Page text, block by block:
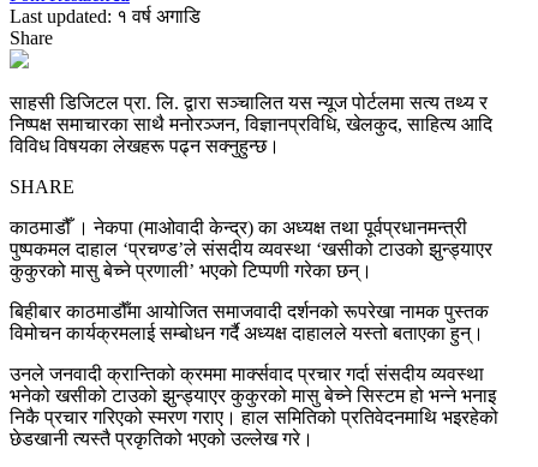
Last updated: १ वर्ष अगाडि
Share
साहसी डिजिटल प्रा. लि. द्वारा सञ्चालित यस न्यूज पोर्टलमा सत्य तथ्य र
निष्पक्ष समाचारका साथै मनोरञ्जन, विज्ञानप्रविधि, खेलकुद, साहित्य आदि
विविध विषयका लेखहरू पढ्न सक्नुहुन्छ।
SHARE
काठमाडौँ । नेकपा (माओवादी केन्द्र) का अध्यक्ष तथा पूर्वप्रधानमन्त्री
पुष्पकमल दाहाल ‘प्रचण्ड’ले संसदीय व्यवस्था ‘खसीको टाउको झुन्ड्याएर
कुकुरको मासु बेच्ने प्रणाली’ भएको टिप्पणी गरेका छन्।
बिहीबार काठमाडौँमा आयोजित समाजवादी दर्शनको रूपरेखा नामक पुस्तक
विमोचन कार्यक्रमलाई सम्बोधन गर्दै अध्यक्ष दाहालले यस्तो बताएका हुन्।
उनले जनवादी क्रान्तिको क्रममा मार्क्सवाद प्रचार गर्दा संसदीय व्यवस्था
भनेको खसीको टाउको झुन्ड्याएर कुकुरको मासु बेच्ने सिस्टम हो भन्ने भनाइ
निकै प्रचार गरिएको स्मरण गराए। हाल समितिको प्रतिवेदनमाथि भइरहेको
छेडखानी त्यस्तै प्रकृतिको भएको उल्लेख गरे।